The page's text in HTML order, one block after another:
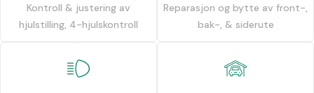
Kontroll & justering av
hjulstilling, 4-hjulskontroll
Reparasjon og bytte av front-,
bak-, & siderute